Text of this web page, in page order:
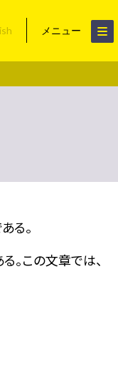
メニュー
る。
。この文章では、